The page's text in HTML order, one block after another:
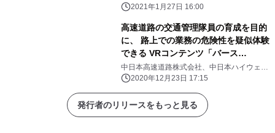
2021年1月27日 16:00
高速道路の交通管理隊員の育成を目的
に、 路上での業務の危険性を疑似体験
できる VRコンテンツ「バース
VIRSE」を開発しました
中日本高速道路株式会社、中日本ハイウェ
イ･パトロール名古屋株式会社
2020年12月23日 17:15
発行者のリリースをもっと見る